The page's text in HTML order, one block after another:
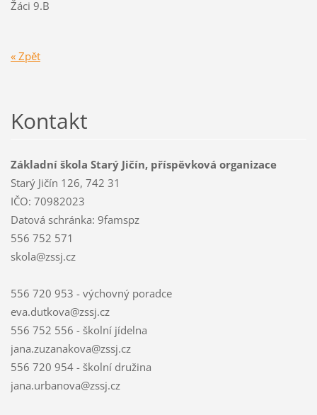
Žáci 9.B
« Zpět
Kontakt
Základní škola Starý Jičín, příspěvková organizace
Starý Jičín 126, 742 31
IČO: 70982023
Datová schránka: 9famspz
556 752 571
skola@zssj.cz
556 720 953 - výchovný poradce
eva.dutkova@zssj.cz
556 752 556 - školní jídelna
jana.zuzanakova@zssj.cz
556 720 954 - školní družina
jana.urbanova@zssj.cz